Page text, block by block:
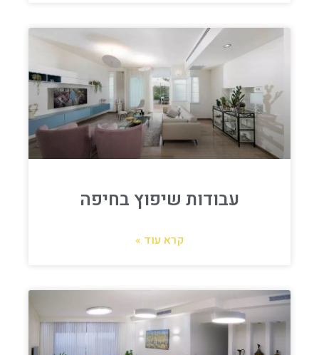
עבודות שיפוץ בחיפה
קרא עוד »